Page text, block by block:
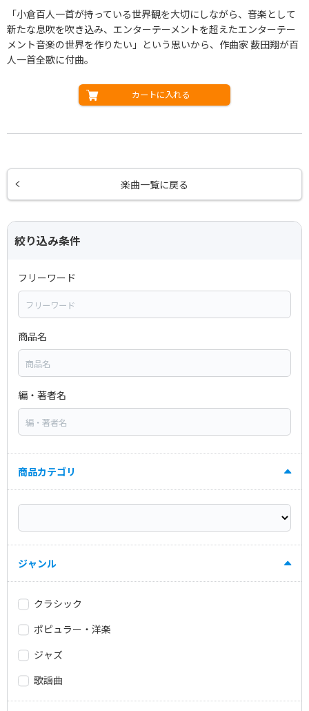
「小倉百人一首が持っている世界観を大切にしながら、音楽として
新たな息吹を吹き込み、エンターテーメントを超えたエンターテー
メント音楽の世界を作りたい」という思いから、作曲家 薮田翔が百
人一首全歌に付曲。
カートに入れる
楽曲一覧に戻る
絞り込み条件
フリーワード
商品名
編・著者名
商品カテゴリ
ジャンル
クラシック
ポピュラー・洋楽
ジャズ
歌謡曲